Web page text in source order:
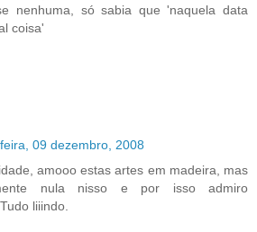
nenhuma, só sabia que 'naquela data
coisa'
09 dezembro, 2008
amooo estas artes em madeira, mas
nula nisso e por isso admiro
liiindo.